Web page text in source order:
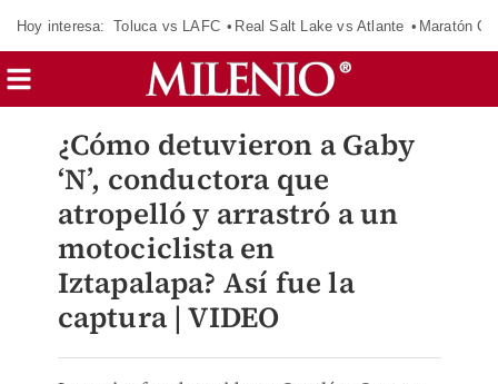
Hoy interesa: Toluca vs LAFC Real Salt Lake vs Atlante Maratón
¿Cómo detuvieron a Gaby
‘N’, conductora que
atropelló y arrastró a un
motociclista en
Iztapalapa? Así fue la
captura | VIDEO